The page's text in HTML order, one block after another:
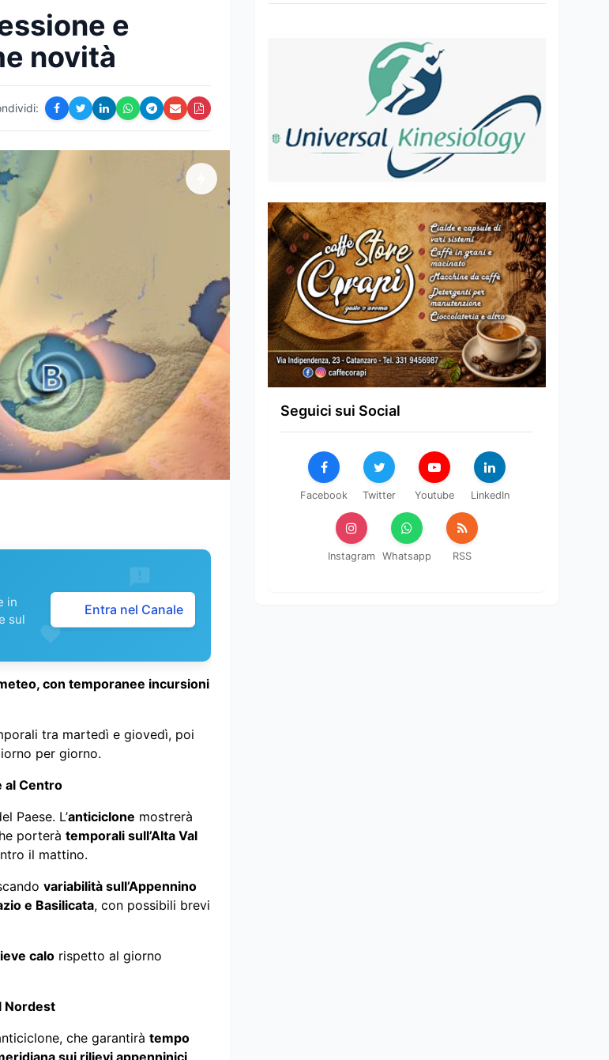
e
novità
in
sul
Entra nel Canale
con temporanee incursioni
tra martedì e giovedì, poi
per giorno.
al Centro
Paese. L’anticiclone mostrerà
porterà temporali sull’Alta Val
il mattino.
variabilità sull’Appennino
e Basilicata, con possibili brevi
calo rispetto al giorno
Nordest
che garantirà tempo
Seguici sui Social
Facebook Twitter Youtube LinkedIn
Instagram Whatsapp RSS